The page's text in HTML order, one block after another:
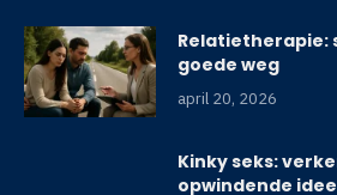
Relatietherapie:
goede weg
april 20, 2026
Kinky seks:
opwindende